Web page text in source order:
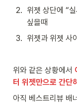
2. 위젯 상단에 “
싶을때
3. 위젯과 위젯 사
위와 같은 상황에서
터 위젯만으로 간단
아직 베스트리뷰 배